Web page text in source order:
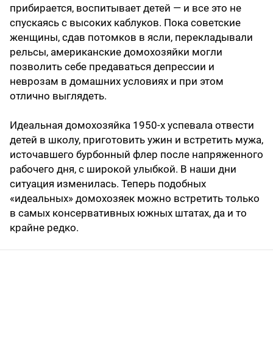
прибирается, воспитывает детей — и все это не
спускаясь с высоких каблуков. Пока советские
женщины, сдав потомков в ясли, перекладывали
рельсы, американские домохозяйки могли
позволить себе предаваться депрессии и
неврозам в домашних условиях и при этом
отлично выглядеть.
Идеальная домохозяйка 1950-х успевала отвести
детей в школу, приготовить ужин и встретить мужа,
источавшего бурбонный флер после напряженного
рабочего дня, с широкой улыбкой. В наши дни
ситуация изменилась. Теперь подобных
«идеальных» домохозяек можно встретить только
в самых консервативных южных штатах, да и то
крайне редко.